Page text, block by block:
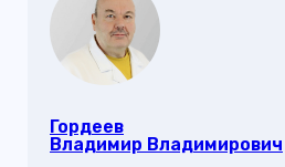
Гордеев
Владимир Владимирович